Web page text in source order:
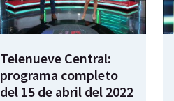
Telenueve Central:
programa completo
del 15 de abril del 2022